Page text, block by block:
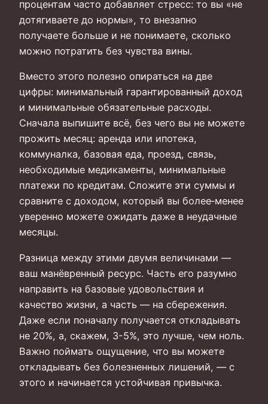
процентам часто добавляет стресс: то вы «не
дотягиваете до нормы», то внезапно
получаете больше и не понимаете, сколько
можно потратить без чувства вины.
Вместо этого полезно опираться на две
цифры: минимальный гарантированный доход
и минимальные обязательные расходы.
Сначала выпишите всё, без чего вы не можете
прожить месяц: аренда или ипотека,
коммуналка, базовая еда, проезд, связь,
необходимые медикаменты, минимальные
платежи по кредитам. Сложите эти суммы и
сравните с доходом, который вы более‑менее
уверенно можете ожидать даже в неудачные
месяцы.
Разница между этими двумя величинами —
ваш манёвренный ресурс. Часть его разумно
направить на базовые удовольствия и
качество жизни, а часть — на сбережения.
Даже если поначалу получается откладывать
не 20%, а, скажем, 3-5%, это лучше, чем ноль.
Важно поймать ощущение, что вы можете
откладывать без болезненных лишений, — с
этого и начинается устойчивая привычка.